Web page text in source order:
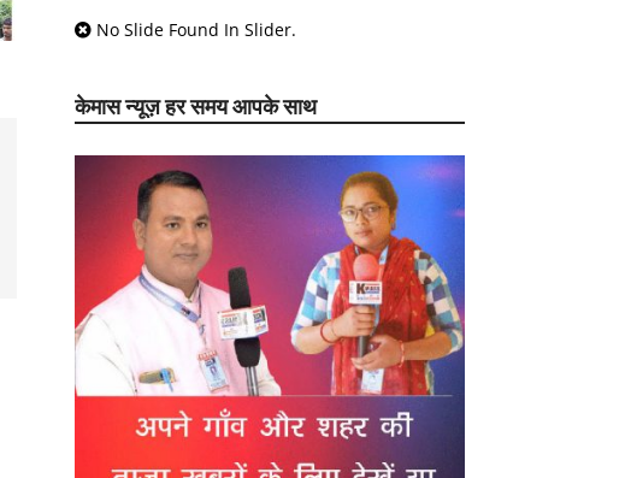
No Slide Found In Slider.
केमास न्यूज़ हर समय आपके साथ